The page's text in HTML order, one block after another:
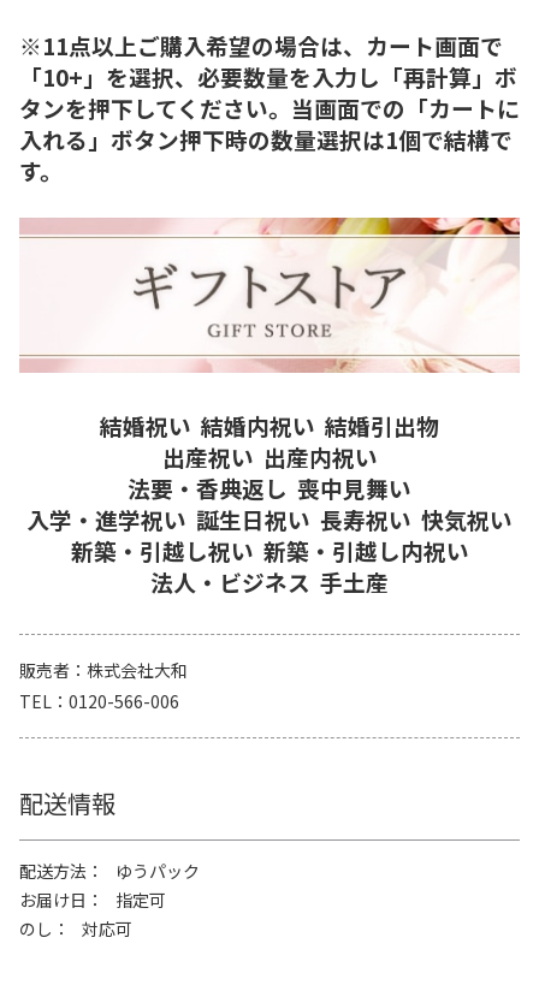
※11点以上ご購入希望の場合は、カート画面で
「10+」を選択、必要数量を入力し「再計算」ボ
タンを押下してください。当画面での「カートに
入れる」ボタン押下時の数量選択は1個で結構で
す。
結婚祝い 結婚内祝い 結婚引出物
出産祝い 出産内祝い
法要・香典返し 喪中見舞い
入学・進学祝い 誕生日祝い 長寿祝い 快気祝い
新築・引越し祝い 新築・引越し内祝い
法人・ビジネス 手土産
販売者
株式会社大和
TEL
0120-566-006
配送情報
配送方法
ゆうパック
お届け日
指定可
のし
対応可